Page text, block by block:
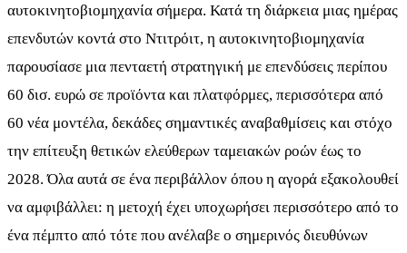
αυτοκινητοβιομηχανία σήμερα. Κατά τη διάρκεια μιας ημέρας
επενδυτών κοντά στο Ντιτρόιτ, η αυτοκινητοβιομηχανία
παρουσίασε μια πενταετή στρατηγική με επενδύσεις περίπου
60 δισ. ευρώ σε προϊόντα και πλατφόρμες, περισσότερα από
60 νέα μοντέλα, δεκάδες σημαντικές αναβαθμίσεις και στόχο
την επίτευξη θετικών ελεύθερων ταμειακών ροών έως το
2028. Όλα αυτά σε ένα περιβάλλον όπου η αγορά εξακολουθεί
να αμφιβάλλει: η μετοχή έχει υποχωρήσει περισσότερο από το
ένα πέμπτο από τότε που ανέλαβε ο σημερινός διευθύνων